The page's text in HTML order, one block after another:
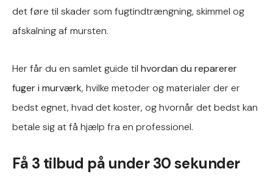
det føre til skader som fugtindtrængning, skimmel og
afskalning af mursten.
Her får du en samlet guide til hvordan du reparerer
fuger i murværk, hvilke metoder og materialer der er
bedst egnet, hvad det koster, og hvornår det bedst kan
betale sig at få hjælp fra en professionel.
Få 3 tilbud på under 30 sekunder